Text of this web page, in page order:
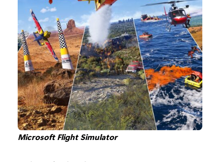
Microsoft Flight Simulator